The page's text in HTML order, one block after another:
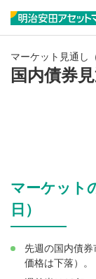
マーケット見通し
国内債券
マーケット
日）
先週の国内債
価格は下落）。